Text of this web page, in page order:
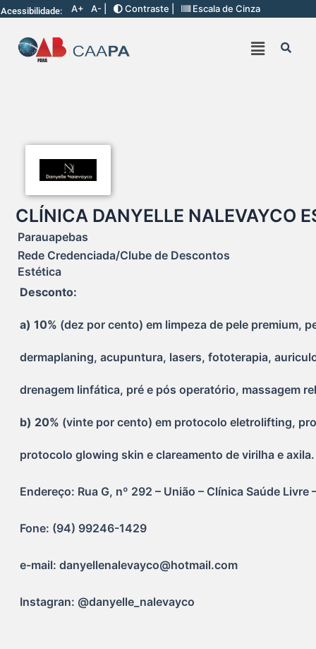
Acessibilidade: A+ A- | Contraste | Escala de Cinza
CLÍNICA DANYELLE NALEVAYCO
Parauapebas
Rede Credenciada/Clube de Descontos
Estética
Desconto:
a) 10% (dez por cento) em limpeza de pele premium,
dermaplaning, acupuntura, lasers, fototerapia,
drenagem linfática, pré e pós operatório, massagem
b) 20% (vinte por cento) em protocolo eletrolifting,
protocolo glowing skin e clareamento de virilha e axila.
Endereço: Rua G, nº 292 – União – Clínica Saúde Livre
Fone: (94) 99246-1429
e-mail: danyellenalevayco@hotmail.com
Instagran: @danyelle_nalevayco